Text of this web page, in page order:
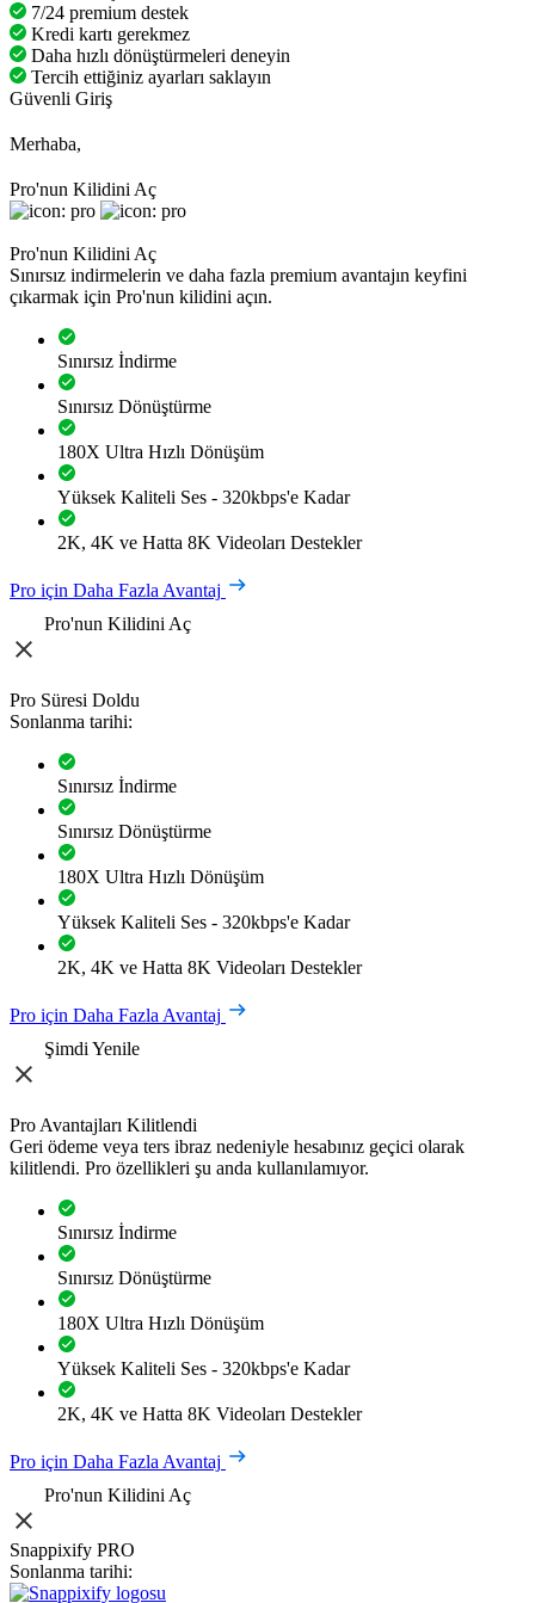
7/24 premium destek
Kredi kartı gerekmez
Daha hızlı dönüştürmeleri deneyin
Tercih ettiğiniz ayarları saklayın
Güvenli Giriş
Merhaba,
Pro'nun Kilidini Aç
Pro'nun Kilidini Aç
Sınırsız indirmelerin ve daha fazla premium avantajın keyfini
çıkarmak için Pro'nun kilidini açın.
Sınırsız İndirme
Sınırsız Dönüştürme
180X Ultra Hızlı Dönüşüm
Yüksek Kaliteli Ses - 320kbps'e Kadar
2K, 4K ve Hatta 8K Videoları Destekler
Pro için Daha Fazla Avantaj
Pro'nun Kilidini Aç
Pro Süresi Doldu
Sonlanma tarihi:
Sınırsız İndirme
Sınırsız Dönüştürme
180X Ultra Hızlı Dönüşüm
Yüksek Kaliteli Ses - 320kbps'e Kadar
2K, 4K ve Hatta 8K Videoları Destekler
Pro için Daha Fazla Avantaj
Şimdi Yenile
Pro Avantajları Kilitlendi
Geri ödeme veya ters ibraz nedeniyle hesabınız geçici olarak
kilitlendi. Pro özellikleri şu anda kullanılamıyor.
Sınırsız İndirme
Sınırsız Dönüştürme
180X Ultra Hızlı Dönüşüm
Yüksek Kaliteli Ses - 320kbps'e Kadar
2K, 4K ve Hatta 8K Videoları Destekler
Pro için Daha Fazla Avantaj
Pro'nun Kilidini Aç
Snappixify PRO
Sonlanma tarihi: